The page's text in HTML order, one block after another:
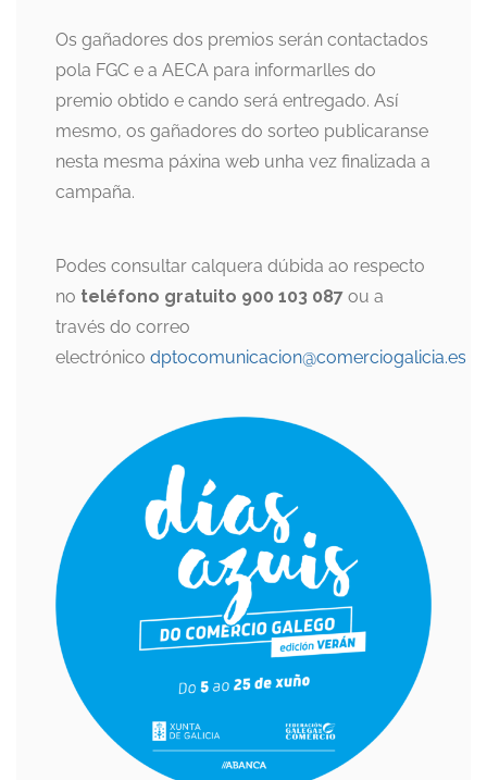
Os gañadores dos premios serán contactados
pola FGC e a AECA para informarlles do
premio obtido e cando será entregado. Así
mesmo, os gañadores do sorteo publicaranse
nesta mesma páxina web unha vez finalizada a
campaña.
Podes consultar calquera dúbida ao respecto
no teléfono gratuito 900 103 087 ou a
través do correo
electrónico dptocomunicacion@comerciogalicia.es